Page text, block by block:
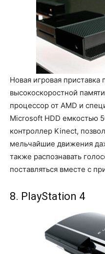
Новая игровая приставка
высокоскоростной
процессор от AMD и
Microsoft HDD емкостью
контроллер Kinect,
мельчайшие движения
также распознавать
поставляться вместе с
8. PlayStation 4